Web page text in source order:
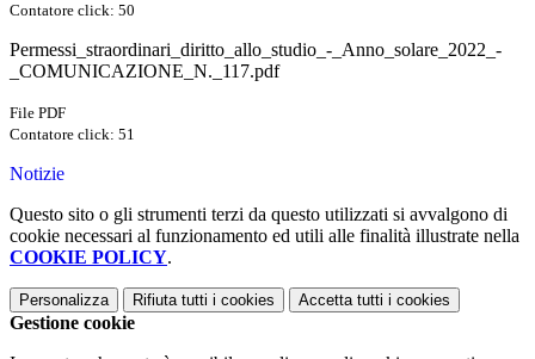
Contatore click: 50
Permessi_straordinari_diritto_allo_studio_-_Anno_solare_2022_-
_COMUNICAZIONE_N._117.pdf
File PDF
Contatore click: 51
Notizie
Questo sito o gli strumenti terzi da questo utilizzati si avvalgono di
cookie necessari al funzionamento ed utili alle finalità illustrate nella
COOKIE POLICY.
Personalizza Rifiuta tutti i cookies Accetta tutti i cookies
Gestione cookie